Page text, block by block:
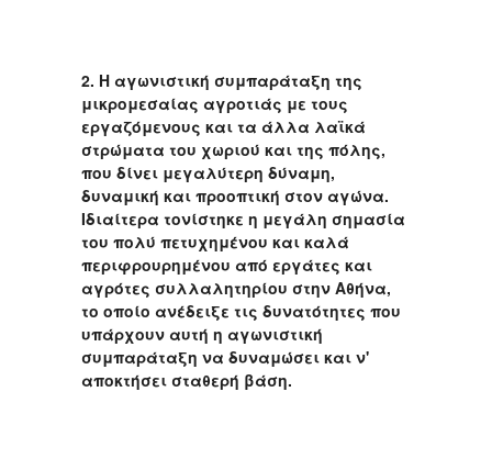
2. Η αγωνιστική συμπαράταξη της
μικρομεσαίας αγροτιάς με τους
εργαζόμενους και τα άλλα λαϊκά
στρώματα του χωριού και της πόλης,
που δίνει μεγαλύτερη δύναμη,
δυναμική και προοπτική στον αγώνα.
Ιδιαίτερα τονίστηκε η μεγάλη σημασία
του πολύ πετυχημένου και καλά
περιφρουρημένου από εργάτες και
αγρότες συλλαλητηρίου στην Αθήνα,
το οποίο ανέδειξε τις δυνατότητες που
υπάρχουν αυτή η αγωνιστική
συμπαράταξη να δυναμώσει και ν'
αποκτήσει σταθερή βάση.